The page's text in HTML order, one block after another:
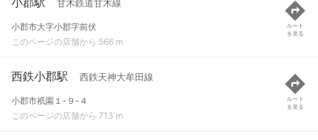
甘木鉄道甘木線
小郡市大字小郡字前伏
このページの店舗から 566 m
ルート
を見る
西鉄小郡駅 西鉄天神大牟田線
小郡市祇園１-９-４
このページの店舗から 713 m
ルート
を見る